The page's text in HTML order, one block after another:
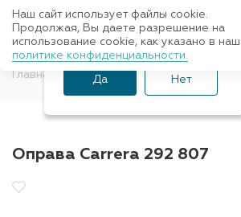
Главная Оправы для очков CARRERA
Оправа Carrera 292 807
Ваш город Санкт-
Петербург?
Да Нет
Наш сайт использует файлы cookie.
Продолжая, Вы даете разрешение на
использование cookie, как указано в
политике конфиденциальности.